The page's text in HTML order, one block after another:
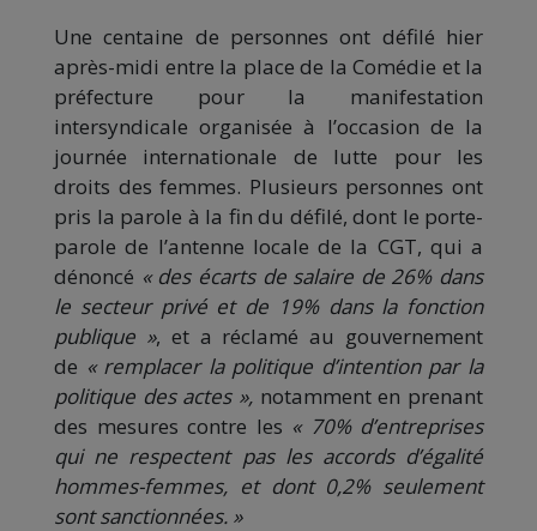
Une centaine de personnes ont défilé hier
après-midi entre la place de la Comédie et la
préfecture pour la manifestation
intersyndicale organisée à l’occasion de la
journée internationale de lutte pour les
droits des femmes. Plusieurs personnes ont
pris la parole à la fin du défilé, dont le porte-
parole de l’antenne locale de la CGT, qui a
dénoncé « des écarts de salaire de 26% dans
le secteur privé et de 19% dans la fonction
publique », et a réclamé au gouvernement
de « remplacer la politique d’intention par la
politique des actes », notamment en prenant
des mesures contre les « 70% d’entreprises
qui ne respectent pas les accords d’égalité
hommes-femmes, et dont 0,2% seulement
sont sanctionnées. »